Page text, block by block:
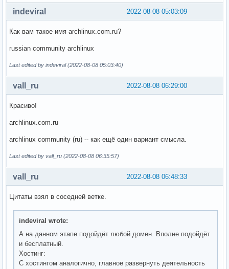
2022-08-08 05:03:09
indeviral
Как вам такое имя archlinux.com.ru?
russian community archlinux
Last edited by indeviral (2022-08-08 05:03:40)
2022-08-08 06:29:00
vall_ru
Красиво!
archlinux.com.ru
archlinux community (ru) -- как ещё один вариант смысла.
Last edited by vall_ru (2022-08-08 06:35:57)
2022-08-08 06:48:33
vall_ru
Цитаты взял в соседней ветке.
indeviral wrote:
А на данном этапе подойдёт любой домен. Вполне подойдёт
и бесплатный.
Хостинг:
С хостингом аналогично, главное развернуть деятельность